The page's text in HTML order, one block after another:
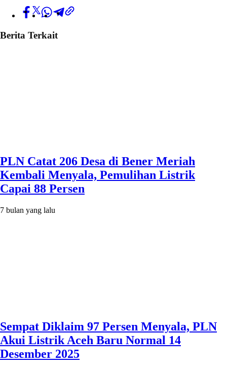
Berita Terkait
PLN Catat 206 Desa di Bener Meriah
Kembali Menyala, Pemulihan Listrik
Capai 88 Persen
7 bulan yang lalu
Sempat Diklaim 97 Persen Menyala, PLN
Akui Listrik Aceh Baru Normal 14
Desember 2025